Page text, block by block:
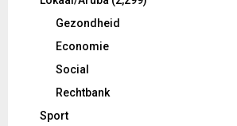
Gezondheid
Economie
Social
Rechtbank
Sport